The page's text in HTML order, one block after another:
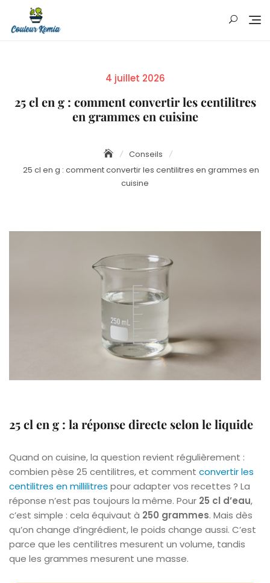
content
Posted
4 juillet 2026
25 cl en g : comment convertir les centilitres
en grammes en cuisine
Conseils
25 cl en g : comment convertir les centilitres en grammes en
cuisine
25 cl en g : la réponse directe selon le liquide
Quand on cuisine, la question revient régulièrement :
combien pèse 25 centilitres, et comment convertir les
centilitres en millilitres pour adapter vos recettes ? La
réponse n’est pas toujours la même. Pour 25 cl d’eau,
c’est simple : cela équivaut à 250 grammes. Mais dès
qu’on change d’ingrédient, le poids change aussi. C’est
parce que les centilitres mesurent un volume, tandis
que les grammes mesurent une masse.